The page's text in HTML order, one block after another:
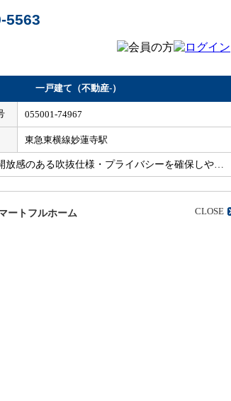
5563
一戸建て（不動産-）
055001-74967
東急東横線妙蓮寺駅
放感のある吹抜仕様・プライバシーを確保しや…
ートフルホーム CLOSE